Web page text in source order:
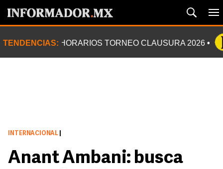
TENDENCIAS: HORARIOS TORNEO CLAUSURA 2026
INTERNACIONAL
Anant Ambani: busca